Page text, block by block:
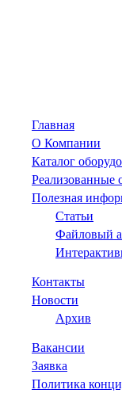
Главная
О Компании
Каталог
Реализованные
Полезная
Статьи
Файловый
Контакты
Новости
Архив
Вакансии
Заявка
Политика